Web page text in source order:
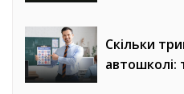
Скільки
автошколі: